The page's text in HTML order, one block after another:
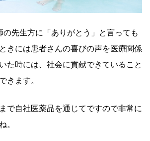
の先生方に「ありがとう」と言っても
きには患者さんの喜びの声を医療関係
た時には、社会に貢献できていること
きます。
で自社医薬品を通じてですので非常に
。